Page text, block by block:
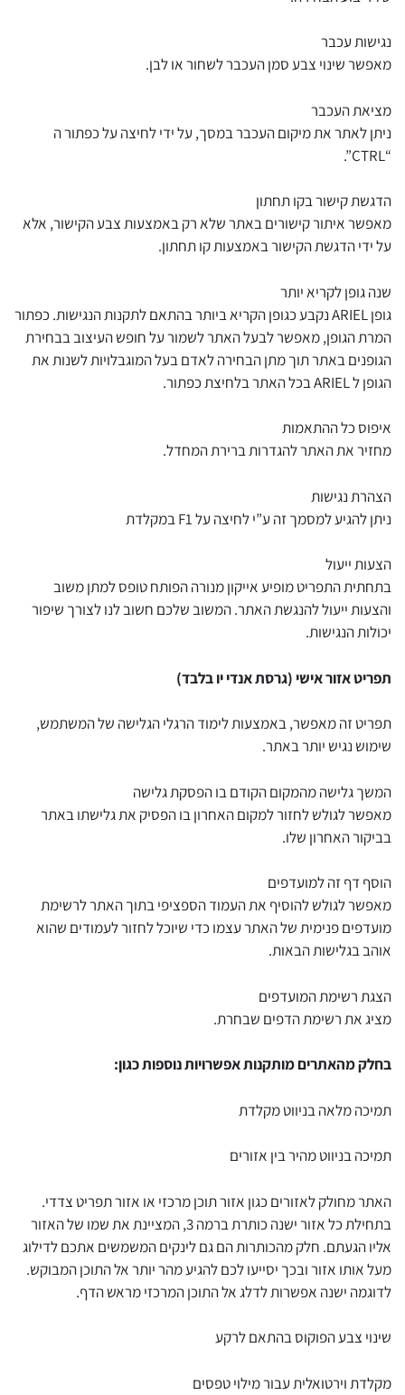
נגישות עכבר
מאפשר שינוי צבע סמן העכבר לשחור או לבן.
מציאת העכבר
ניתן לאתר את מיקום העכבר במסך, על ידי לחיצה על כפתור ה
“CTRL”.
הדגשת קישור בקו תחתון
מאפשר איתור קישורים באתר שלא רק באמצעות צבע הקישור, אלא
על ידי הדגשת הקישור באמצעות קו תחתון.
שנה גופן לקריא יותר
גופן ARIEL נקבע כגופן הקריא ביותר בהתאם לתקנות הנגישות. כפתור
המרת הגופן, מאפשר לבעל האתר לשמור על חופש העיצוב בבחירת
הגופנים באתר תוך מתן הבחירה לאדם בעל המוגבלויות לשנות את
הגופן ל ARIEL בכל האתר בלחיצת כפתור.
איפוס כל ההתאמות
מחזיר את האתר להגדרות ברירת המחדל.
הצהרת נגישות
ניתן להגיע למסמך זה ע”י לחיצה על F1 במקלדת
הצעות ייעול
בתחתית התפריט מופיע אייקון מנורה הפותח טופס למתן משוב
והצעות ייעול להנגשת האתר. המשוב שלכם חשוב לנו לצורך שיפור
יכולות הנגישות.
תפריט אזור אישי (גרסת אנדי יו בלבד)
תפריט זה מאפשר, באמצעות לימוד הרגלי הגלישה של המשתמש,
שימוש נגיש יותר באתר.
המשך גלישה מהמקום הקודם בו הפסקת גלישה
מאפשר לגולש לחזור למקום האחרון בו הפסיק את גלישתו באתר
בביקור האחרון שלו.
הוסף דף זה למועדפים
מאפשר לגולש להוסיף את העמוד הספציפי בתוך האתר לרשימת
מועדפים פנימית של האתר עצמו כדי שיוכל לחזור לעמודים שהוא
אוהב בגלישות הבאות.
הצגת רשימת המועדפים
מציג את רשימת הדפים שבחרת.
בחלק מהאתרים מותקנות אפשרויות נוספות כגון:
תמיכה מלאה בניווט מקלדת
תמיכה בניווט מהיר בין אזורים
האתר מחולק לאזורים כגון אזור תוכן מרכזי או אזור תפריט צדדי.
בתחילת כל אזור ישנה כותרת ברמה 3, המציינת את שמו של האזור
אליו הגעתם. חלק מהכותרות הם גם לינקים המשמשים אתכם לדילוג
מעל אותו אזור ובכך יסייעו לכם להגיע מהר יותר אל התוכן המבוקש.
לדוגמה ישנה אפשרות לדלג אל התוכן המרכזי מראש הדף.
שינוי צבע הפוקוס בהתאם לרקע
מקלדת וירטואלית עבור מילוי טפסים